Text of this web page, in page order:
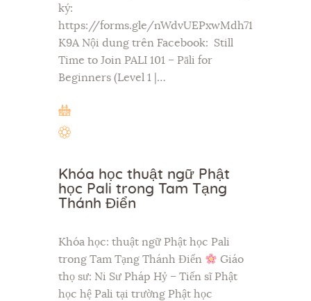
ký:
https://forms.gle/nWdvUEPxwMdh71
K9A Nội dung trên Facebook: Still
Time to Join PALI 101 – Pāli for
Beginners (Level 1 |…
Khóa học thuật ngữ Phật
học Pali trong Tam Tạng
Thánh Điển
Khóa học: thuật ngữ Phật học Pali
trong Tam Tạng Thánh Điển
Giáo
thọ sư: Ni Sư Pháp Hỷ – Tiến sĩ Phật
học hệ Pali tại trường Phật học